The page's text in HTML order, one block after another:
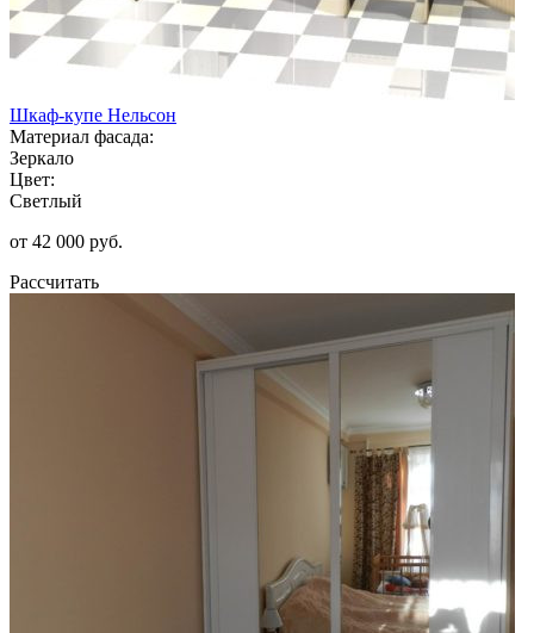
Шкаф-купе Нельсон
Материал фасада:
Зеркало
Цвет:
Светлый
от 42 000 руб.
Рассчитать